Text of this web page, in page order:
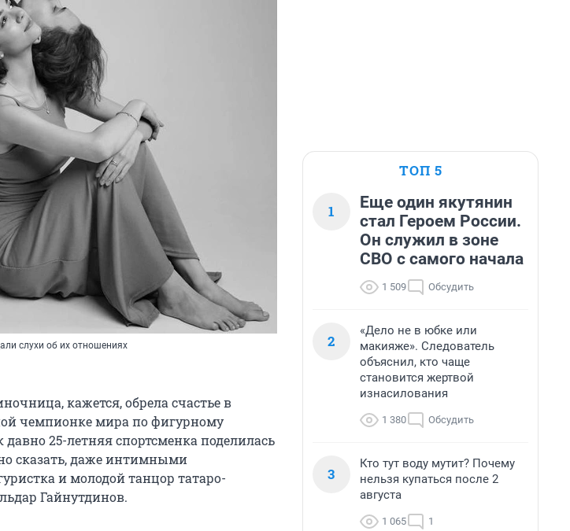
слухи об их отношениях
кажется, обрела счастье в
чемпионке мира по фигурному
25-летняя спортсменка поделилась
сказать, даже интимными
и молодой танцор татаро-
Гайнутдинов.
ТОП 5
1
Еще один якутянин
стал Героем России.
Он служил в зоне
СВО с самого начала
1 509 Обсудить
2
«Дело не в юбке или
макияже». Следователь
объяснил, кто чаще
становится жертвой
изнасилования
1 380 Обсудить
3
Кто тут воду мутит? Почему
нельзя купаться после 2
августа
1 065 1